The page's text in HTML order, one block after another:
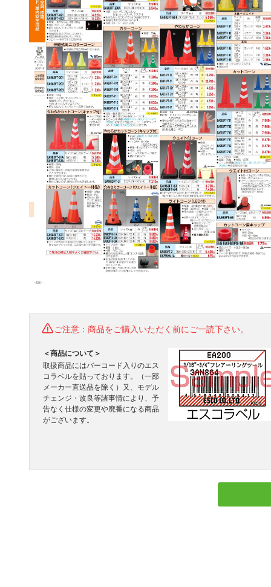
ご注意：商品をご購入いただく前にご一読下さい。
＜商品について＞
取扱商品にはバーコード入りのエス
コラベルを貼っております。（一部
メーカー直送品を除く）又、モデル
チェンジ・改良等諸事情により、予
告なく仕様の変更や廃番になる商品
がございます。